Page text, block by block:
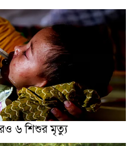
৬ শিশুর মৃত্যু